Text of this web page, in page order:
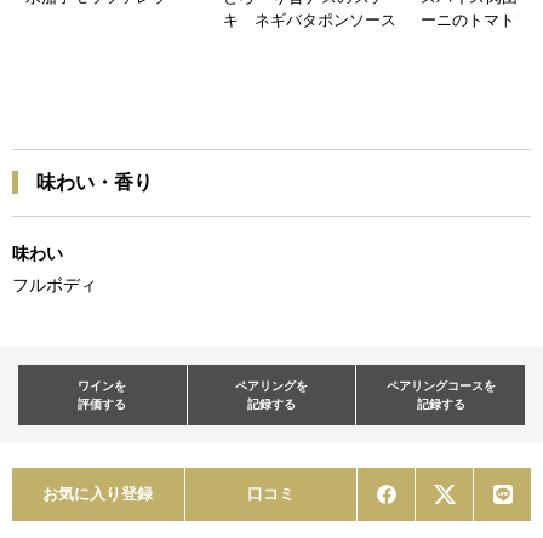
キ ネギバタポンソース
ーニのトマトソ
味わい・香り
味わい
フルボディ
ワインを
評価する
ペアリングを
記録する
ペアリングコースを
記録する
お気に入り登録 口コミ